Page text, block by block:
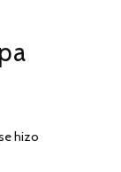
hizo